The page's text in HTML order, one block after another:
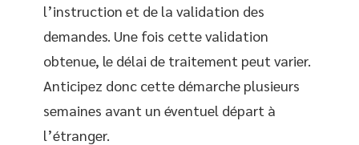
l’instruction et de la validation des
demandes. Une fois cette validation
obtenue, le délai de traitement peut varier.
Anticipez donc cette démarche plusieurs
semaines avant un éventuel départ à
l’étranger.